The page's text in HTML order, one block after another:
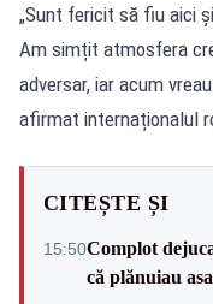
„Sunt fericit să fiu aici
Am simțit atmosfera
adversar, iar acum
afirmat internaționalul
CITEȘTE ȘI
15:50Complot
că plănuiau